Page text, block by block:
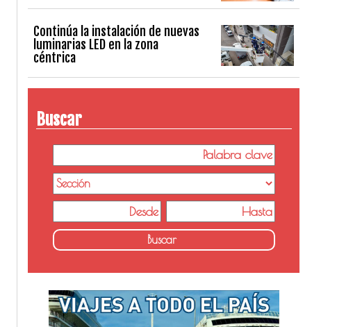
Continúa la instalación de nuevas
luminarias LED en la zona
céntrica
Buscar